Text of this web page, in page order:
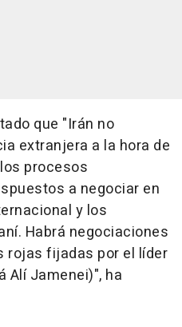
que "Irán no
extranjera a la hora de
procesos
a negociar en
y los
Habrá negociaciones
rojas fijadas por el líder
Alí Jamenei)", ha